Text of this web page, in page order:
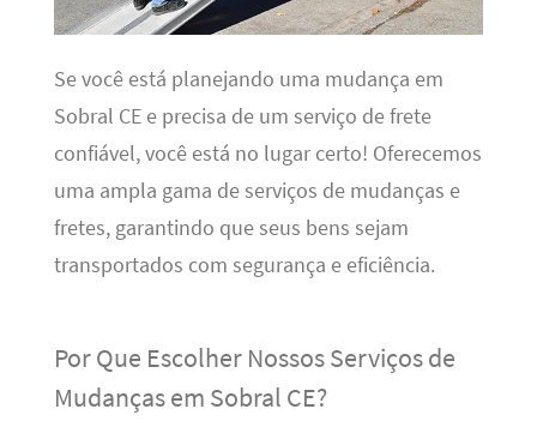
Se você está planejando uma mudança em
Sobral CE e precisa de um serviço de frete
confiável, você está no lugar certo! Oferecemos
uma ampla gama de serviços de mudanças e
fretes, garantindo que seus bens sejam
transportados com segurança e eficiência.
Por Que Escolher Nossos Serviços de
Mudanças em Sobral CE?